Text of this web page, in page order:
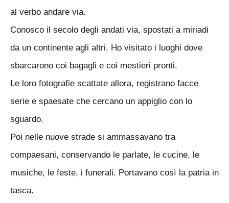
al verbo andare via.
Conosco il secolo degli andati via, spostati a miriadi
da un continente agli altri. Ho visitato i luoghi dove
sbarcarono coi bagagli e coi mestieri pronti.
Le loro fotografie scattate allora, registrano facce
serie e spaesate che cercano un appiglio con lo
sguardo.
Poi nelle nuove strade si ammassavano tra
compaesani, conservando le parlate, le cucine, le
musiche, le feste, i funerali. Portavano così la patria in
tasca.